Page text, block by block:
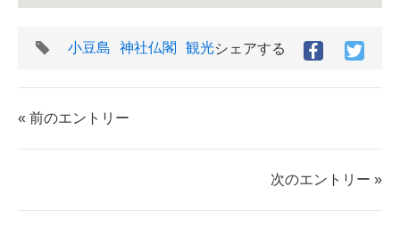
タ
小豆島 神社仏閣 観光シェアする
Facebook
シ
す
シ
す
« 前のエントリー
次のエントリー »